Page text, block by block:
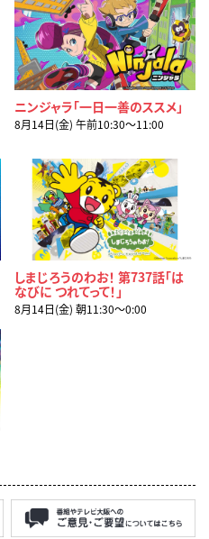
ニンジャラ「一日一善のススメ」
8月14日(金) 午前10:30〜11:00
しまじろうのわお！ 第737話「は
なびに つれてって！」
8月14日(金) 朝11:30〜0:00